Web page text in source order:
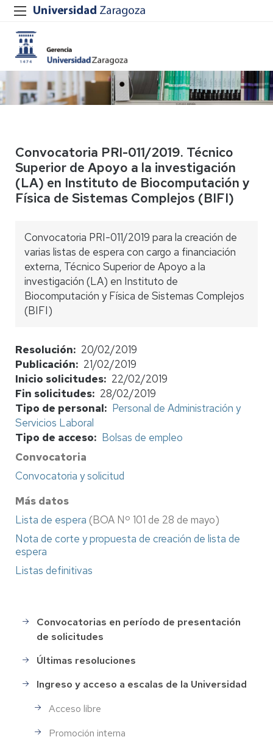
Convocatoria PRI-011/2019. Técnico
Superior de Apoyo a la investigación
(LA) en Instituto de Biocomputación y
Física de Sistemas Complejos (BIFI)
Convocatoria PRI-011/2019 para la creación de
varias listas de espera con cargo a financiación
externa, Técnico Superior de Apoyo a la
investigación (LA) en Instituto de
Biocomputación y Física de Sistemas Complejos
(BIFI)
Resolución
20/02/2019
Publicación
21/02/2019
Inicio solicitudes
22/02/2019
Fin solicitudes
28/02/2019
Tipo de personal
Personal de Administración y
Servicios Laboral
Tipo de acceso
Bolsas de empleo
Convocatoria
Convocatoria y solicitud
Más datos
Lista de espera (BOA Nº 101 de 28 de mayo)
Nota de corte y propuesta de creación de lista de
espera
Listas definitivas
Selección
de
Personal
Convocatorias en período de presentación
de solicitudes
Últimas resoluciones
Ingreso y acceso a escalas de la Universidad
Acceso libre
Promoción interna